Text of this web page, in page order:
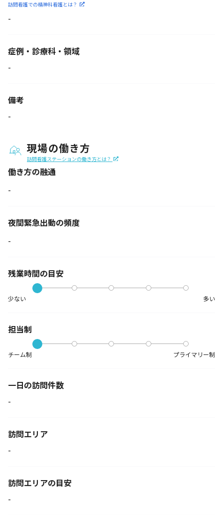
訪問看護での精神科看護とは？
-
症例・診療科・ 領域
-
備考
-
現場の働き方
訪問看護ステーションの働き方とは？
働き方の融通
-
夜間緊急出動の頻度
-
残業時間の目安
少ない 多い
担当制
チーム制 プライマリー制
一日の訪問件数
-
訪問エリア
-
訪問エリアの目安
-